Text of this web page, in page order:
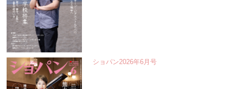
ショパン2026年6月号